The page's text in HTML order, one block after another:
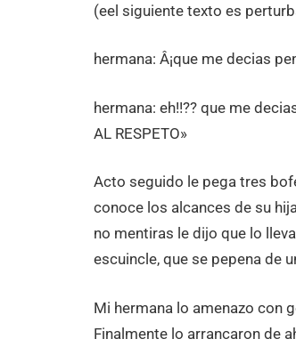
(eel siguiente texto es
hermana: Â¡que me decias
hermana: eh!!?? que me
AL RESPETO»
Acto seguido le pega tres
conoce los alcances de su
no mentiras le dijo que lo
escuincle, que se pepena de
Mi hermana lo amenazo con
Finalmente lo arrancaron de